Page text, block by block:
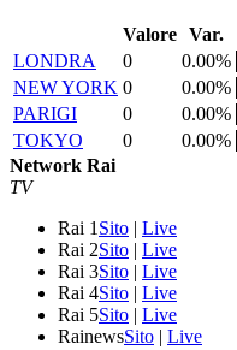
Valore Var.
LONDRA
0
0.00%
NEW YORK 0
0.00%
PARIGI
0
0.00%
TOKYO
0
0.00%
Network Rai
TV
Rai 1 Sito | Live
Rai 2Sito | Live
Rai 3Sito | Live
Rai 4Sito | Live
Rai 5Sito | Live
RainewsSito | Live